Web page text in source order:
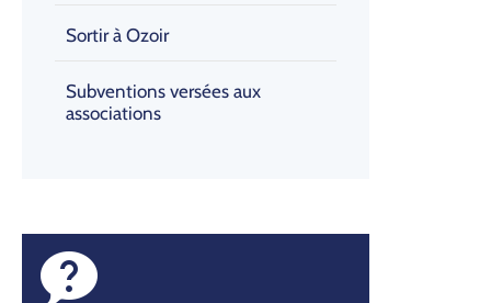
Sortir à Ozoir
Subventions versées aux
associations